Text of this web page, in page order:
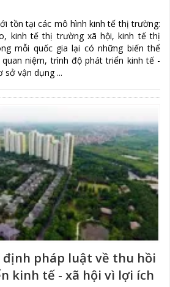
tồn tại các mô hình kinh tế thị trường:
kinh tế thị trường xã hội, kinh tế thị
mỗi quốc gia lại có những biến thể
niệm, trình độ phát triển kinh tế -
sở vận dụng ...
pháp luật về thu hồi
kinh tế - xã hội vì lợi ích